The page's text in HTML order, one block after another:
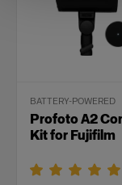
BATTERY-POWERED
Profoto A2
Kit for Fujifilm